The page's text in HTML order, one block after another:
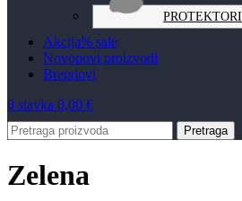
PROTEKTORI
Akcija% sale
Novonovi proizvodi
Brendovi
0 stavka 0,00 €
Pretraga
Zelena